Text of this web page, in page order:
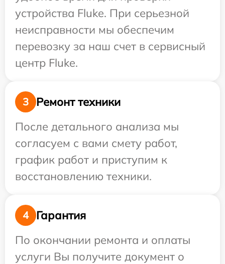
устройства Fluke. При серьезной
неисправности мы обеспечим
перевозку за наш счет в сервисный
центр Fluke.
3
Ремонт техники
После детального анализа мы
согласуем с вами смету работ,
график работ и приступим к
восстановлению техники.
4
Гарантия
По окончании ремонта и оплаты
услуги Вы получите документ о